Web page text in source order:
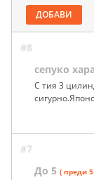
ДОБАВИ
#8
сепуко
С тия 3
#7
До 5 ( преди